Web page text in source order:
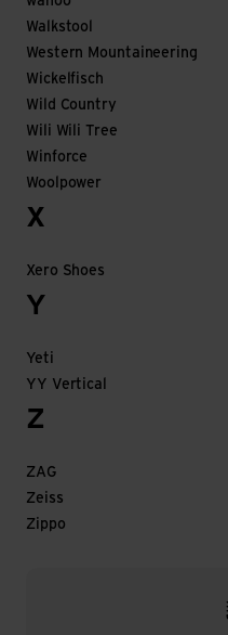
Walkstool
Western Mountaineering
Wickelfisch
Wild Country
Wili Wili Tree
Winforce
Woolpower
X
Xero Shoes
Y
Yeti
YY Vertical
Z
ZAG
Zeiss
Zippo